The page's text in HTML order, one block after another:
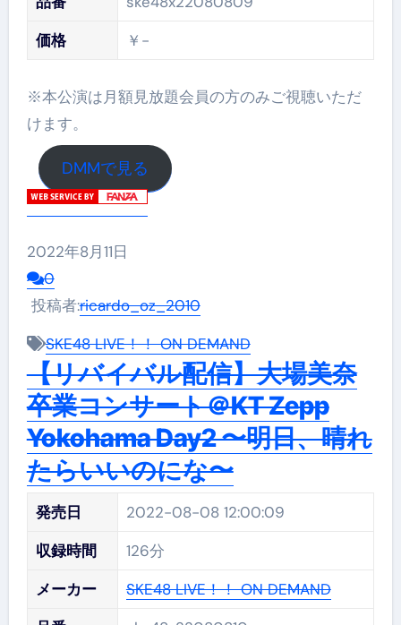
価格
￥-
※本公演は月額見放題会員の方のみご視聴いただ
けます。
DMMで見る
2022年8月11日
0
投稿者:ricardo_oz_2010
SKE48 LIVE！！ ON DEMAND
【リバイバル配信】大場美奈
卒業コンサート＠KT Zepp
Yokohama Day2 〜明日、晴れ
たらいいのにな〜
発売日
2022-08-08 12:00:09
収録時間
126分
メーカー
SKE48 LIVE！！ ON DEMAND